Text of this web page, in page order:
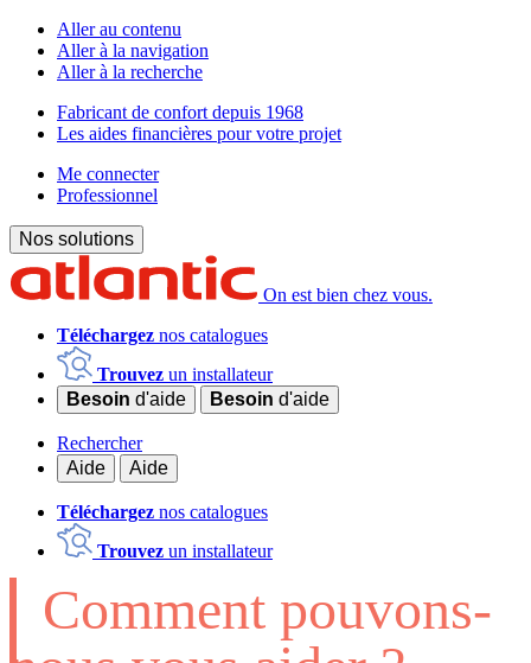
Aller au contenu
Aller à la navigation
Aller à la recherche
Fabricant de confort depuis 1968
Les aides financières pour votre projet
Me connecter
Professionnel
Nos solutions
On est bien chez vous.
Téléchargez nos catalogues
Trouvez un installateur
Besoin d'aide Besoin d'aide
Rechercher
Aide
Aide
Téléchargez nos catalogues
Trouvez un installateur
Comment pouvons-